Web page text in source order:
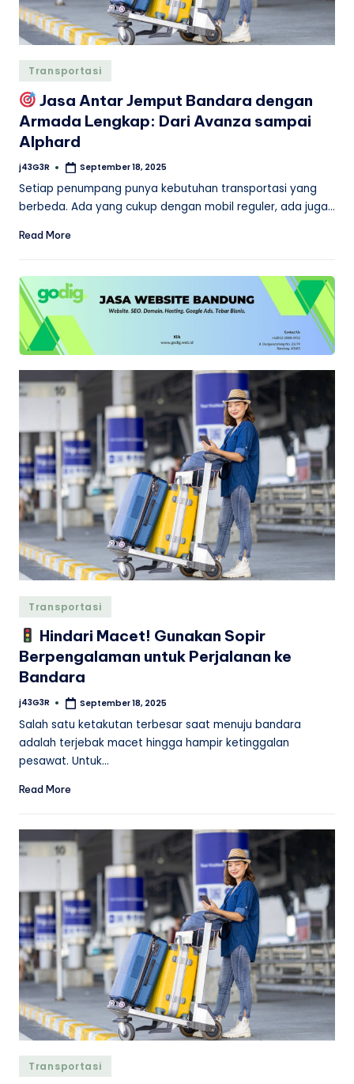
Posted
in
Transportasi
Jasa Antar Jemput Bandara dengan
Armada Lengkap: Dari Avanza sampai
Alphard
Posted
j43G3R September 18, 2025
Setiap penumpang punya kebutuhan transportasi yang
berbeda. Ada yang cukup dengan mobil reguler, ada juga…
Read More
Posted
in
Transportasi
Hindari Macet! Gunakan Sopir
Berpengalaman untuk Perjalanan ke
Bandara
Posted
j43G3R September 18, 2025
Salah satu ketakutan terbesar saat menuju bandara
adalah terjebak macet hingga hampir ketinggalan
pesawat. Untuk…
Read More
Posted
in
Transportasi